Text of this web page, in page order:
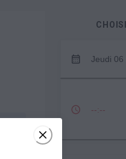
Jeudi 06
--:--